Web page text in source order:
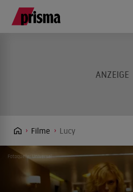
Filme Lucy
Fotoquelle: Universal